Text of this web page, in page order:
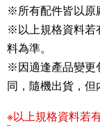
※所有配件皆以原
※以上規格資料若
料為準。
※因適逢產品變更
※以上規格資料若